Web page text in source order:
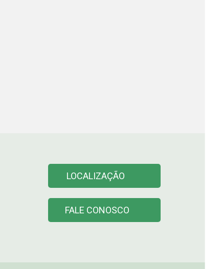
LOCALIZAÇÃO
FALE CONOSCO